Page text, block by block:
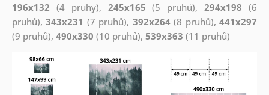
196x132 (4 pruhy), 245x165 (5 pruhů),294x198 (6
pruhů),343x231 (7 pruhů), 392x264(8 pruhů),441x297
(9 pruhů), 490x330 (10 pruhů), 539x363 (11 pruhů)